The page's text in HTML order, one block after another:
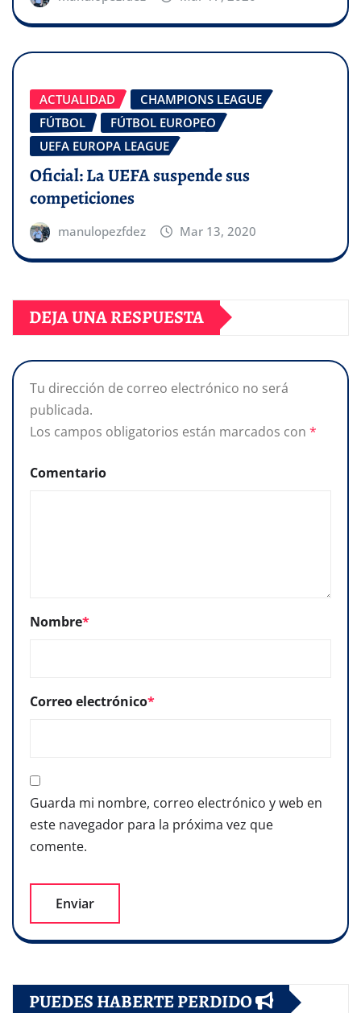
ACTUALIDAD
CHAMPIONS LEAGUE
FÚTBOL
FÚTBOL EUROPEO
UEFA EUROPA LEAGUE
Oficial: La UEFA suspende sus
competiciones
manulopezfdez Mar 13, 2020
DEJA UNA RESPUESTA
Tu dirección de correo electrónico no será
publicada.
Los campos obligatorios están marcados con *
Comentario
Nombre*
Correo electrónico*
Guarda mi nombre, correo electrónico y web en
este navegador para la próxima vez que
comente.
PUEDES HABERTE PERDIDO